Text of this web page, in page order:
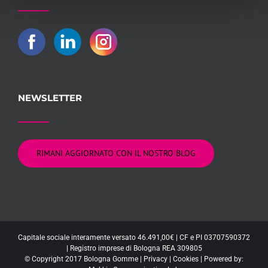
NEWSLETTER
RIMANI AGGIORNATO CON IL NOSTRO BLOG
Capitale sociale interamente versato 46.491,00€ | CF e PI 03707590372
| Registro imprese di Bologna REA 309805
© Copyright 2017 Bologna Gomme |
Privacy Cookies | Powered by: